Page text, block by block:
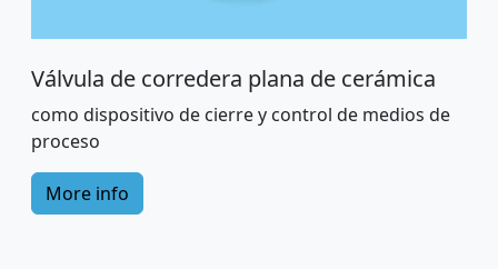
Válvula de corredera plana de cerámica
como dispositivo de cierre y control de medios de
proceso
More info